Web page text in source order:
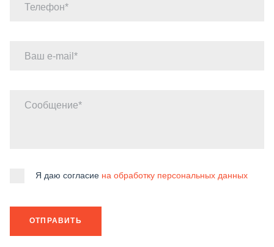
Телефон
Ваш e-mail
Сообщение
Я даю согласие на обработку персональных данных
ОТПРАВИТЬ